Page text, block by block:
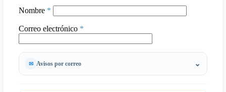
Nombre *
Correo electrónico *
Avisos por correo